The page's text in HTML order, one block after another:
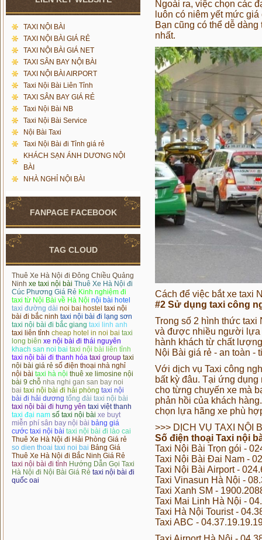
TAXI NỘI BÀI
TAXI NỘI BÀI GIÁ RẺ
TAXI NỘI BÀI GIÁ NET
TAXI SÂN BAY NỘI BÀI
TAXI NỘI BÀI AIRPORT
Taxi Nội Bài Liên Tỉnh
TAXI SÂN BAY GIÁ RẺ
Taxi Nội Bài NB
Taxi Nội Bài Service
Nội Bài Taxi
Taxi Nội Bài đi Tỉnh giá rẻ
KHÁCH SẠN ÁNH DƯƠNG NỘI
BÀI
NHÀ NGHỈ NỘI BÀI
FANPAGE FACEBOOK
TAG CLOUD
Thuê Xe Hà Nội đi Đông Chiều Quảng
Ninh xe taxi nội bài Thuê Xe Hà Nội đi
Cúc Phương Giá Rẻ Kinh nghiệm đi
taxi từ Nội Bài về Hà Nội nội bài hotel
taxi đường dài noi bai hostel taxi nội
bài đi bắc ninh taxi nội bài đi lạng sơn
taxi nội bài đi bắc giang taxi linh anh
taxi liên tỉnh cheap hotel in noi bai taxi
long biên xe nội bài đi thái nguyên
khach san noi bai taxi nội bài liên tỉnh
taxi nội bài đi thanh hóa taxi group taxi
nội bài giá rẻ số điện thoại nhà nghỉ
nội bài taxi hà nội thuê xe limosine nội
bài 9 chỗ nha nghi gan san bay noi
bai taxi nội bài đi hải phòng taxi nội
bài đi hải dương tổng đài taxi nội bài
taxi nội bài đi hưng yên taxi việt thanh
taxi đại nam số taxi nội bài xe buyt
miễn phí sân bay nội bài bảng giá
cước taxi nội bài taxi nội bài đi lào cai
Thuê Xe Hà Nội đi Hải Phòng Giá rẻ
so dien thoai taxi noi bai Bảng Giá
Thuê Xe Hà Nội đi Bắc Ninh Giá Rẻ
taxi nội bài đi tỉnh Hướng Dẫn Gọi Taxi
Hà Nội đi Nội Bài Giá Rẻ taxi nội bài đi
quốc oai
Ngoài ra, việc chọn các
luôn có niêm yết mức
Bạn cũng có thể dễ
nhất.
Cách để việc bắt xe taxi
#2 Sử dụng taxi công
Trong số 2 hình thức taxi
và được nhiều người lựa
hành khách từ chất
Nội Bài giá rẻ - an toàn -
Với dịch vụ Taxi công
bất kỳ đâu. Tại ứng
cho từng chuyến xe mà
phản hồi của khách
chọn lựa hãng xe phù
>>> DỊCH VỤ TAXI NỘI
Số điện thoại Taxi nội
Taxi Nội Bài Trọn gói -
Taxi Nội Bài Đai Nam -
Taxi Nội Bài Airport -
Taxi Vinasun Hà Nội -
Taxi Xanh SM -
Taxi Mai Linh Hà Nội -
Taxi Hà Nội Tourist -
Taxi ABC -